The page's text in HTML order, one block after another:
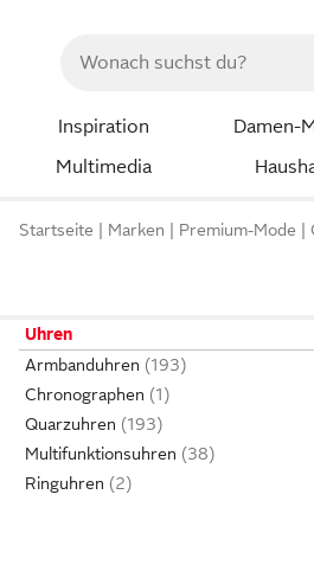
Inspiration Damen-
Multimedia
Startseite Marken Premium-Mode
Uhren
Armbanduhren
Chronographen
Quarzuhren
Multifunktionsuhren
Ringuhren